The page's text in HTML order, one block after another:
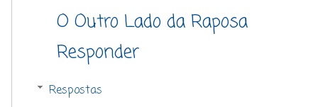
O Outro Lado da Raposa
Responder
Respostas